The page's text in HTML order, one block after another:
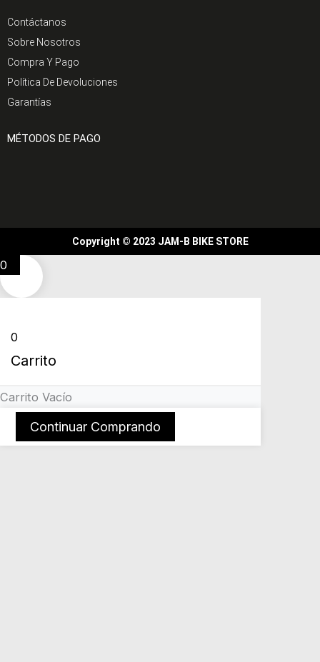
Contáctanos
Sobre Nosotros
Compra Y Pago
Política De Devoluciones
Garantías
MÉTODOS DE PAGO
Copyright © 2023 JAM-B BIKE STORE
0
0
Carrito
Carrito Vacío
Continuar Comprando